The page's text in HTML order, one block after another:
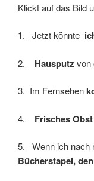
Klickt auf das Bild
1. Jetzt könnte
2. Hausputz von
3. Im Fernsehen
4. Frisches
5. Wenn ich nach
Bücherstapel,